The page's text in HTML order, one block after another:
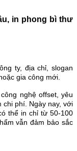
in phong bì thư
ty, địa chỉ, slogan
gia công mới.
nghệ offset, yêu
phí. Ngày nay, với
thể in chỉ từ 50-100
vẫn đảm bảo sắc